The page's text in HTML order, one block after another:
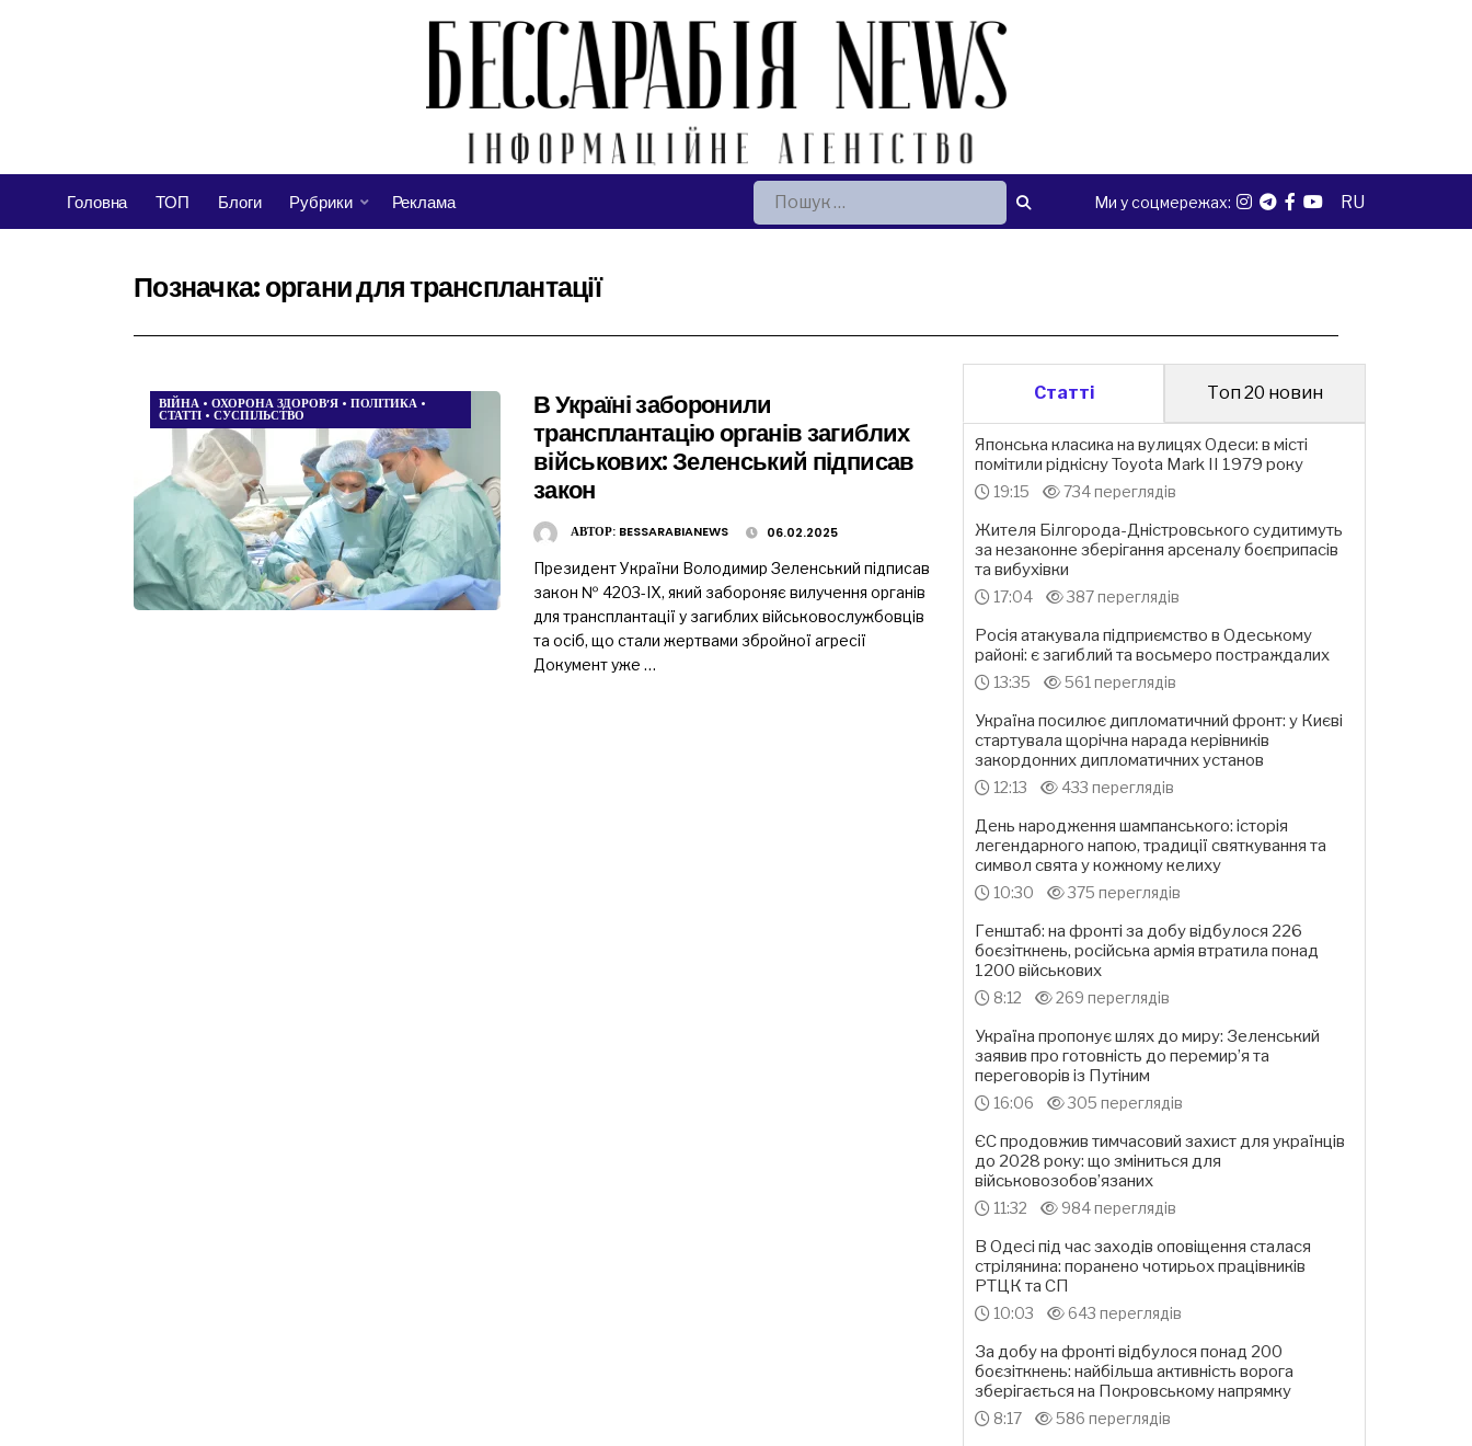
Головна ТОП Блоги Рубрики Реклама Пошук: Ми у соцмережах: RU
Позначка:органи для трансплантації
ВІЙНА • ОХОРОНА ЗДОРОВ’Я • ПОЛІТИКА •
СТАТТІ • СУСПІЛЬСТВО
В Україні заборонили
трансплантацію органів загиблих
військових: Зеленський підписав
закон
АВТОР: BESSARABIANEWS 06.02.2025
Президент України Володимир Зеленський підписав
закон № 4203-IX, який забороняє вилучення органів
для трансплантації у загиблих військовослужбовців
та осіб, що стали жертвами збройної агресії
Документ уже …
Статті Топ 20 новин
Японська класика на вулицях Одеси: в місті
помітили рідкісну Toyota Mark II 1979 року
19:15 734 переглядів
Жителя Білгорода-Дністровського судитимуть
за незаконне зберігання арсеналу боєприпасів
та вибухівки
17:04 387 переглядів
Росія атакувала підприємство в Одеському
районі: є загиблий та восьмеро постраждалих
13:35 561 переглядів
Україна посилює дипломатичний фронт: у Києві
стартувала щорічна нарада керівників
закордонних дипломатичних установ
12:13 433 переглядів
День народження шампанського: історія
легендарного напою, традиції святкування та
символ свята у кожному келиху
10:30 375 переглядів
Генштаб: на фронті за добу відбулося 226
боєзіткнень, російська армія втратила понад
1200 військових
8:12 269 переглядів
Україна пропонує шлях до миру: Зеленський
заявив про готовність до перемир’я та
переговорів із Путіним
16:06 305 переглядів
ЄС продовжив тимчасовий захист для українців
до 2028 року: що зміниться для
військовозобов’язаних
11:32 984 переглядів
В Одесі під час заходів оповіщення сталася
стрілянина: поранено чотирьох працівників
РТЦК та СП
10:03 643 переглядів
За добу на фронті відбулося понад 200
боєзіткнень: найбільша активність ворога
зберігається на Покровському напрямку
8:17 586 переглядів